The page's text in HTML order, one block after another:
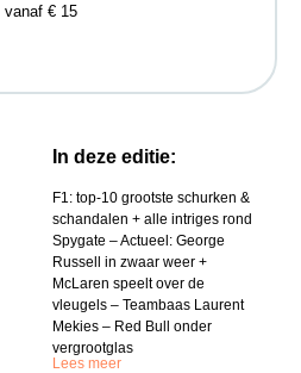
In deze editie:
F1: top-10 grootste schurken &
schandalen + alle intriges rond
Spygate – Actueel: George
Russell in zwaar weer +
McLaren speelt over de
vleugels – Teambaas Laurent
Mekies – Red Bull onder
vergrootglas
Lees meer
vanaf € 15